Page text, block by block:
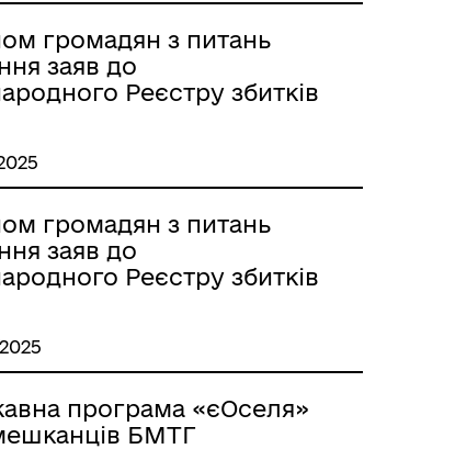
громадян з питань
заяв до
Реєстру збитків
громадян з питань
заяв до
Реєстру збитків
програма «єОселя»
БМТГ